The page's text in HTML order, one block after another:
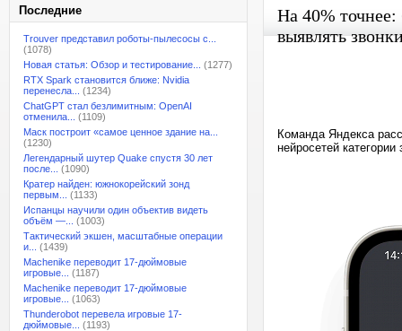
Последние
Trouver представил роботы-пылесосы с...
(1078)
Новая статья: Обзор и тестирование...
(1277)
RTX Spark становится ближе: Nvidia
перенесла...
(1234)
ChatGPT стал безлимитным: OpenAI
отменила...
(1109)
Маск построит «самое ценное здание на...
(1230)
Легендарный шутер Quake спустя 30 лет
после...
(1090)
Кратер найден: южнокорейский зонд
первым...
(1133)
Испанцы научили один объектив видеть
объём —...
(1003)
Тактический экшен, масштабные операции
и...
(1439)
Machenike переводит 17-дюймовые
игровые...
(1187)
Machenike переводит 17-дюймовые
игровые...
(1063)
Thunderobot перевела игровые 17-
дюймовые...
(1193)
На 40% точнее:
выявлять
Команда Яндекса
нейросетей